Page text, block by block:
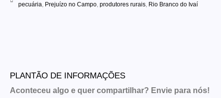
pecuária, Prejuízo no Campo, produtores rurais, Rio Branco do Ivaí
PLANTÃO DE INFORMAÇÕES
Aconteceu algo e quer compartilhar? Envie para nós!